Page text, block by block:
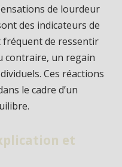
de lourdeur
des indicateurs de
de ressentir
contraire, un regain
Ces réactions
le cadre d’un
et